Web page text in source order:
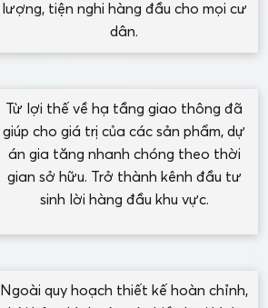
lượng, tiện nghi hàng đầu cho mọi cư
dân.
Từ lợi thế về hạ tầng giao thông đã
giúp cho giá trị của các sản phẩm, dự
án gia tăng nhanh chóng theo thời
gian sở hữu. Trở thành kênh đầu tư
sinh lời hàng đầu khu vực.
Ngoài quy hoạch thiết kế hoàn chỉnh,